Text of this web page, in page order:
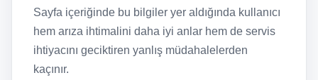
Sayfa içeriğinde bu bilgiler yer aldığında kullanıcı
hem arıza ihtimalini daha iyi anlar hem de servis
ihtiyacını geciktiren yanlış müdahalelerden
kaçınır.